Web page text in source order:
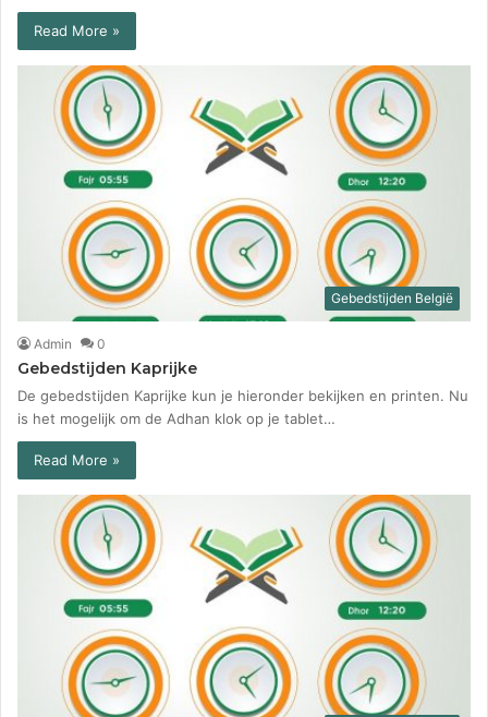
Read More »
Gebedstijden België
Admin 0
Gebedstijden Kaprijke
De gebedstijden Kaprijke kun je hieronder bekijken en printen. Nu
is het mogelijk om de Adhan klok op je tablet…
Read More »